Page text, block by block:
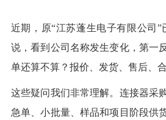
近期，原“江苏蓬生电子有限公司
说，看到公司名称发生变化，第一
单还算不算？报价、发货、售后、
这些疑问我们非常理解。连接器采
急单、小批量、样品和项目阶段供